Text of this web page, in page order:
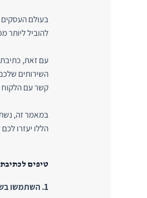
בעולם העסקים
להוביל ליותר
עם זאת,
השירותים
קשר עם הלקוח
במאמר זה,
הללו יעזרו
טיפים
1. השתמשו בשפה ברורה ותמציתית: